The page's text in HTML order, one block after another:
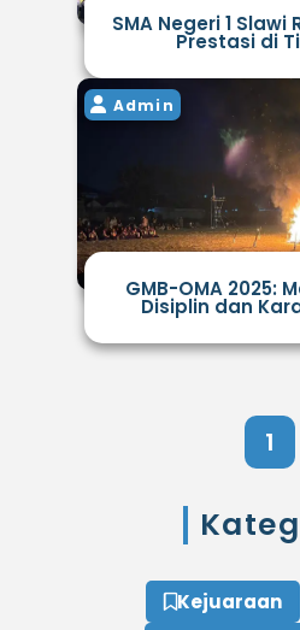
SMA Negeri 1
Prestasi di
Admin
GMB-OMA 2025:
Disiplin dan
1
Kejuaraan